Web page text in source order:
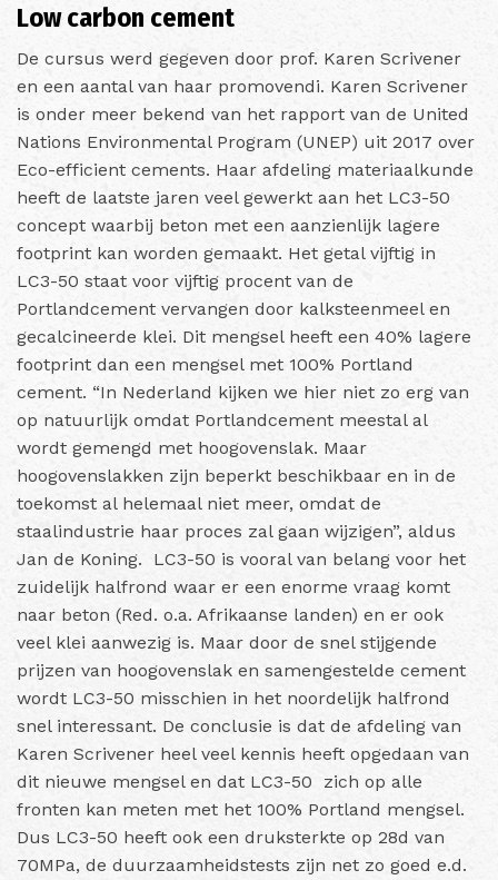
Low carbon cement
De cursus werd gegeven door prof. Karen Scrivener
en een aantal van haar promovendi. Karen Scrivener
is onder meer bekend van het rapport van de United
Nations Environmental Program (UNEP) uit 2017 over
Eco-efficient cements. Haar afdeling materiaalkunde
heeft de laatste jaren veel gewerkt aan het LC3-50
concept waarbij beton met een aanzienlijk lagere
footprint kan worden gemaakt. Het getal vijftig in
LC3-50 staat voor vijftig procent van de
Portlandcement vervangen door kalksteenmeel en
gecalcineerde klei. Dit mengsel heeft een 40% lagere
footprint dan een mengsel met 100% Portland
cement. “In Nederland kijken we hier niet zo erg van
op natuurlijk omdat Portlandcement meestal al
wordt gemengd met hoogovenslak. Maar
hoogovenslakken zijn beperkt beschikbaar en in de
toekomst al helemaal niet meer, omdat de
staalindustrie haar proces zal gaan wijzigen”, aldus
Jan de Koning. LC3-50 is vooral van belang voor het
zuidelijk halfrond waar er een enorme vraag komt
naar beton (Red. o.a. Afrikaanse landen) en er ook
veel klei aanwezig is. Maar door de snel stijgende
prijzen van hoogovenslak en samengestelde cement
wordt LC3-50 misschien in het noordelijk halfrond
snel interessant. De conclusie is dat de afdeling van
Karen Scrivener heel veel kennis heeft opgedaan van
dit nieuwe mengsel en dat LC3-50 zich op alle
fronten kan meten met het 100% Portland mengsel.
Dus LC3-50 heeft ook een druksterkte op 28d van
70MPa, de duurzaamheidstests zijn net zo goed e.d.